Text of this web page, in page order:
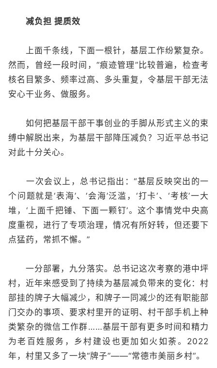
减负担 提质效
上面千条线，下面一根针，基层工作纷繁复杂。
然而，曾经一段时间，“痕迹管理”比较普遍，检查考
核名目繁多、频率过高、多头重复，令基层干部无法
安心干业务、做服务。
如何把基层干部干事创业的手脚从形式主义的束
缚中解脱出来，为基层干部降压减负？习近平总书记
对此十分关心。
一次会议上，总书记指出：“基层反映突出的一
个问题就是‘表海’、‘会海’泛滥，‘打卡’、‘考核’一大
堆，‘上面千把锤、下面一颗钉’。这个事情党中央高
度重视，进行了专项治理，情况有所好转，但还要下
点猛药，常抓不懈。”
一分部署，九分落实。总书记这次考察的港中坪
村，近年来感受到了持续为基层减负带来的变化：村
部挂的牌子大幅减少，和牌子一同减少的还有职能部
门交办的事项、要求村里开的证明、村干部手机上种
类繁杂的微信工作群……基层干部有更多时间和精力
为老百姓服务，乡村建设也更加如火如荼。2022
年，村里又多了一块“牌子”——“常德市美丽乡村”。